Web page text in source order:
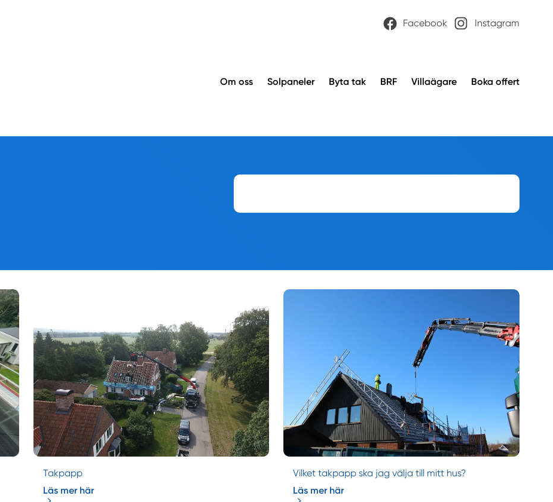
Facebook Instagram
Om oss Solpaneler Byta tak BRF Villaägare Boka offert
Takpapp
Läs mer här
Vilket takpapp ska jag välja till mitt hus?
Läs mer här